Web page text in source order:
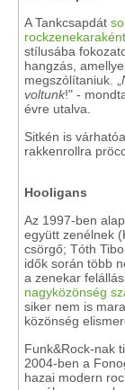
A Tankcsapdát
stílusába
hangzás,
megszólítaniuk. „
voltunk!" -
évre utalva.
Sitkén is
rakkenrollra
Hooligans
Az 1997-ben
együtt zenélnek
csörgő; Tóth
idők során több
a zenekar
nagyközönség
siker nem is
közönség
Funk&Rock-nak
2004-ben a
hazai modern